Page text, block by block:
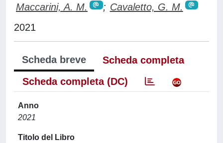
Maccarini, A. M. ; Cavaletto, G. M.
2021
Scheda breve
Scheda completa
Scheda completa (DC)
Anno
2021
Titolo del Libro